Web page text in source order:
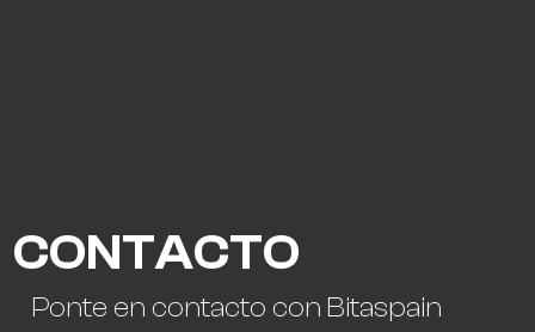
CONTACTO
Ponte en contacto con Bitaspain